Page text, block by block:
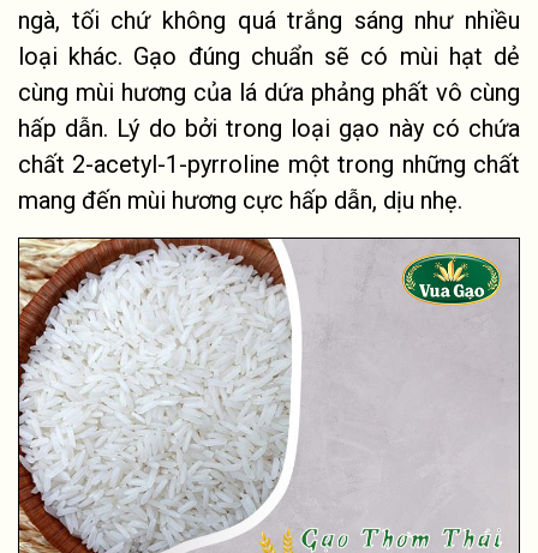
ngà, tối chứ không quá trắng sáng như nhiều
loại khác. Gạo đúng chuẩn sẽ có mùi hạt dẻ
cùng mùi hương của lá dứa phảng phất vô cùng
hấp dẫn. Lý do bởi trong loại gạo này có chứa
chất 2-acetyl-1-pyrroline một trong những chất
mang đến mùi hương cực hấp dẫn, dịu nhẹ.